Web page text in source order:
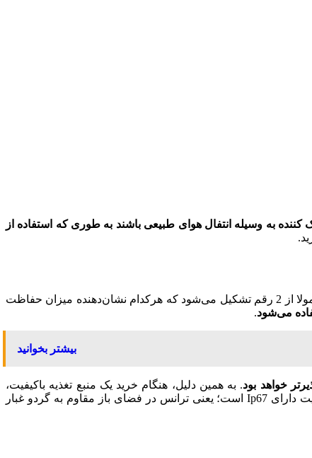
به وسیله انتفال هوای طبیعی باشند به طوری که استفاده از
درجه حفاظت از دیگر ویژگی‌های مهمی است که در محصولات الکترونیکی مختلف و حتی منابع تغذیه باید به آن توجه شود. این استاندارد معمولا از 2 رقم تشکیل می‌شود که هرکدام نشان‌دهنده میزان حفاظت
می‌‌شود.
بیشتر بخوانید
خواهد بود. به همین دلیل، هنگام خرید یک منبع تغذیه باکیفیت،
پیشنهاد می‌شود با درنظرگرفتن نیاز خود، یک گزینه با درجه حفاظت مناسب انتخاب کنید. به عنوان مثال منبع تغذیه مدل واترپروف لوپ لایت دارای Ip67 است؛ یعنی ترانس در فضای باز مقاوم به گردو غبار